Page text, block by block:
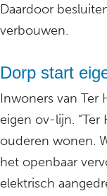
Daardoor
verbouwen.
Dorp start
Inwoners van Ter
eigen ov-lijn. “Ter
ouderen wonen.
het openbaar
elektrisch